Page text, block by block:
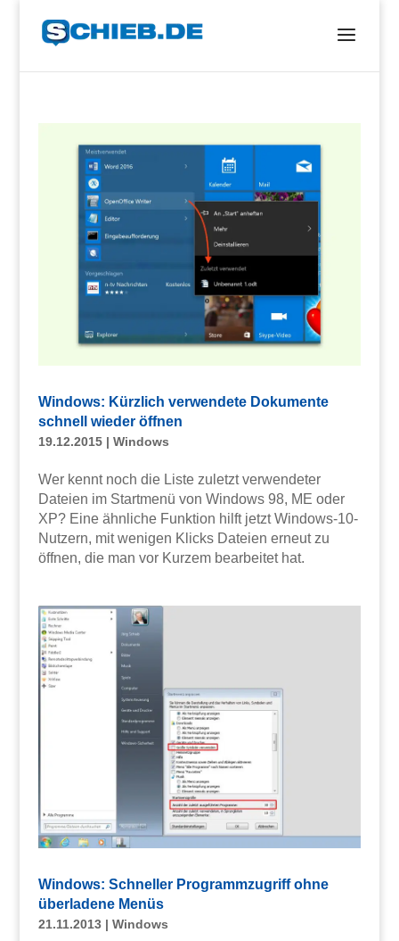
Windows: Kürzlich verwendete Dokumente
schnell wieder öffnen
19.12.2015| Windows
Wer kennt noch die Liste zuletzt verwendeter
Dateien im Startmenü von Windows 98, ME oder
XP? Eine ähnliche Funktion hilft jetzt Windows-10-
Nutzern, mit wenigen Klicks Dateien erneut zu
öffnen, die man vor Kurzem bearbeitet hat.
Windows: Schneller Programmzugriff ohne
überladene Menüs
21.11.2013| Windows